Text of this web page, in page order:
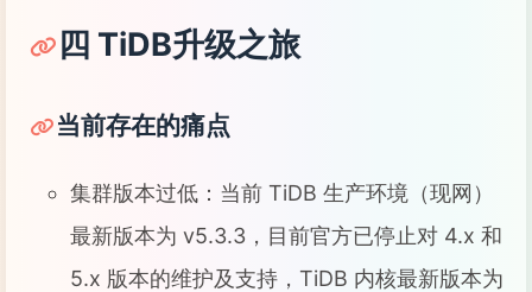
四 TiDB升级之旅
当前存在的痛点
集群版本过低：当前 TiDB 生产环境（现网）
最新版本为 v5.3.3，目前官方已停止对 4.x 和
5.x 版本的维护及支持，TiDB 内核最新版本为